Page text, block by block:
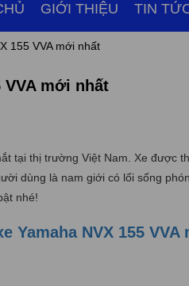
GIỚI THIỆU TIN
155 VVA mới nhất
VVA mới nhất
tại thị trường Việt Nam. Xe được
dùng là nam giới có lối sống
nhé!
Yamaha NVX 155